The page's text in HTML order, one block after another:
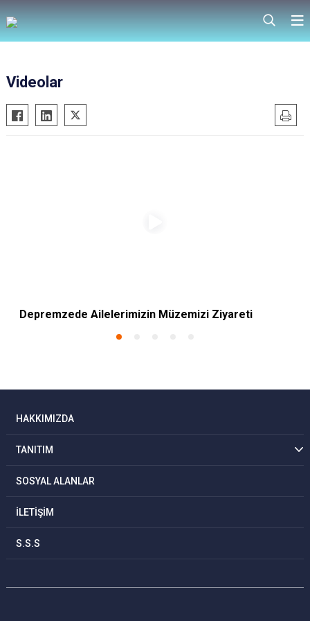
Videolar
Depremzede Ailelerimizin Müzemizi Ziyareti
HAKKIMIZDA
TANITIM
SOSYAL ALANLAR
İLETİŞİM
S.S.S